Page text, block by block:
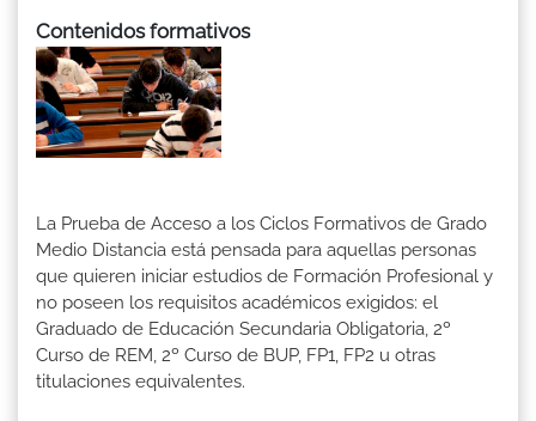
Contenidos formativos
La Prueba de Acceso a los Ciclos Formativos de Grado
Medio Distancia está pensada para aquellas personas
que quieren iniciar estudios de Formación Profesional y
no poseen los requisitos académicos exigidos: el
Graduado de Educación Secundaria Obligatoria, 2º
Curso de REM, 2º Curso de BUP, FP1, FP2 u otras
titulaciones equivalentes.